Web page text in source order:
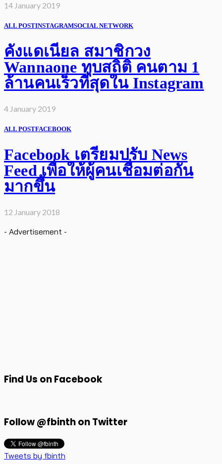
14 January 2019
ALL POSTINSTAGRAMSOCIAL NETWORK
คังแดเนียล สมาชิกวง
Wannaone ทุบสถิติ คนตาม 1
ล้านคนเร็วที่สุดใน Instagram
4 January 2019
ALL POSTFACEBOOK
Facebook เตรียมปรับ News
Feed เพื่อให้ผู้คนเชื่อมต่อกัน
มากขึ้น
12 January 2018
- Advertisement -
Find Us on Facebook
Follow @fbinth on Twitter
Tweets by fbinth